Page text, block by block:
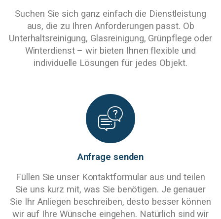
Suchen Sie sich ganz einfach die Dienstleistung
aus, die zu Ihren Anforderungen passt. Ob
Unterhaltsreinigung, Glasreinigung, Grünpflege oder
Winterdienst – wir bieten Ihnen flexible und
individuelle Lösungen für jedes Objekt.
Anfrage senden
Füllen Sie unser Kontaktformular aus und teilen
Sie uns kurz mit, was Sie benötigen. Je genauer
Sie Ihr Anliegen beschreiben, desto besser können
wir auf Ihre Wünsche eingehen. Natürlich sind wir